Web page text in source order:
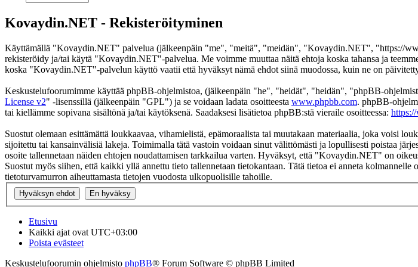
Kovaydin.NET - Rekisteröityminen
Käyttämällä "Kovaydin.NET" palvelua (jälkeenpäin "me", "meitä", "meidän", "Kovaydin.NET", "https://
rekisteröidy ja/tai käytä "Kovaydin.NET"-palvelua. Me voimme muuttaa näitä ehtoja koska tahansa ja
koska "Kovaydin.NET"-palvelun käyttö vaatii että hyväksyt nämä ehdot siinä muodossa, kuin ne on
Keskustelufoorumimme käyttää phpBB-ohjelmistoa, (jälkeenpäin "he", "heidät", "heidän", "phpBB-
License v2" -lisenssillä (jälkeenpäin "GPL") ja se voidaan ladata osoitteesta www.phpbb.com. phpBB-
tai kiellämme sopivana sisältönä ja/tai käytöksenä. Saadaksesi lisätietoa phpBB:stä vieraile osoitteessa:
Suostut olemaan esittämättä loukkaavaa, vihamielistä, epämoraalista tai muutakaan materiaalia, joka voisi
sijoitettu tai kansainvälisiä lakeja. Toimimalla tätä vastoin voidaan sinut välittömästi ja lopullisesti poistaa
osoite tallennetaan näiden ehtojen noudattamisen tarkkailua varten. Hyväksyt, että "Kovaydin.NET" on
Suostut myös siihen, että kaikki yllä annettu tieto tallennetaan tietokantaan. Tätä tietoa ei anneta
tietoturvamurron aiheuttamasta tietojen vuodosta ulkopuolisille tahoille.
Etusivu
Kaikki ajat ovat UTC+03:00
Poista evästeet
Keskustelufoorumin ohjelmisto phpBB® Forum Software © phpBB Limited